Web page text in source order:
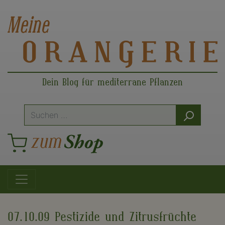
Dein Blog für mediterrane Pflanzen
Suche
nach:
Hauptnavigation
07.10.09 Pestizide und Zitrusfrüchte